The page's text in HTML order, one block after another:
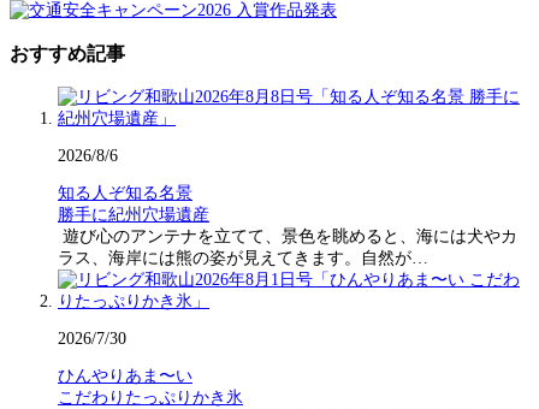
おすすめ記事
2026/8/6
知る人ぞ知る名景
勝手に紀州穴場遺産
遊び心のアンテナを立てて、景色を眺めると、海には犬やカ
ラス、海岸には熊の姿が見えてきます。自然が…
2026/7/30
ひんやりあま〜い
こだわりたっぷりかき氷